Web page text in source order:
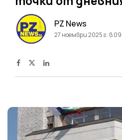
PZ News
27 ноември 2025 г. в